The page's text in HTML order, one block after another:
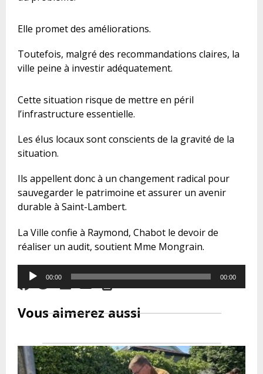
Elle promet des améliorations.
Toutefois, malgré des recommandations claires, la
ville peine à investir adéquatement.
Cette situation risque de mettre en péril
l’infrastructure essentielle.
Les élus locaux sont conscients de la gravité de la
situation.
Ils appellent donc à un changement radical pour
sauvegarder le patrimoine et assurer un avenir
durable à Saint-Lambert.
La Ville confie à Raymond, Chabot le devoir de
réaliser un audit, soutient Mme Mongrain.
Audio
Player
00:00 00:00
Vous aimerez aussi